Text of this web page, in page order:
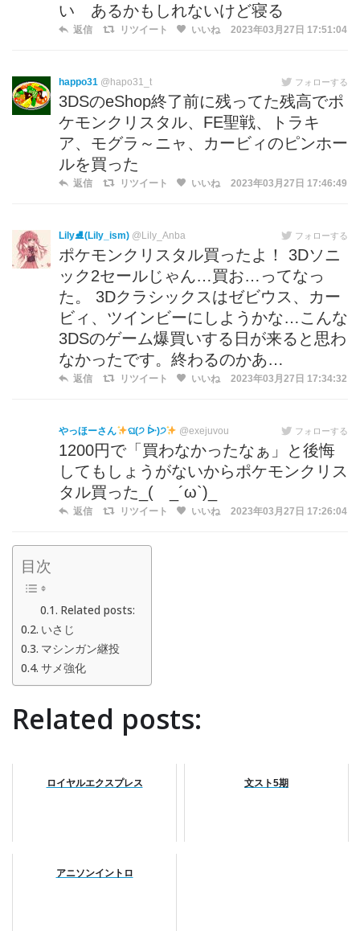
い あるかもしれないけど寝る
返信 リツイート いいね 2023年03月27日 17:51:04
happo31 @hapo31_t フォローする
3DSのeShop終了前に残ってた残高でポ
ケモンクリスタル、FE聖戦、トラキ
ア、モグラ～ニャ、カービィのピンホー
ルを買った
返信 リツイート いいね 2023年03月27日 17:46:49
Lily⛸(Lily_ism) @Lily_Anba フォローする
ポケモンクリスタル買ったよ！ 3Dソニ
ック2セールじゃん…買お…ってなっ
た。 3Dクラシックスはゼビウス、カー
ビィ、ツインビーにしようかな…こんな
3DSのゲーム爆買いする日が来ると思わ
なかったです。終わるのかあ…
返信 リツイート いいね 2023年03月27日 17:34:32
やっほーさん ଘ(੭ ᐕ)੭ @exejuvou フォローする
1200円で「買わなかったなぁ」と後悔
してもしょうがないからポケモンクリス
タル買った_( _´ω`)_
返信 リツイート いいね 2023年03月27日 17:26:04
目次
Related posts:
いさじ
マシンガン継投
サメ強化
Related posts:
ロイヤルエクスプレス 文スト5期
アニソンイントロ